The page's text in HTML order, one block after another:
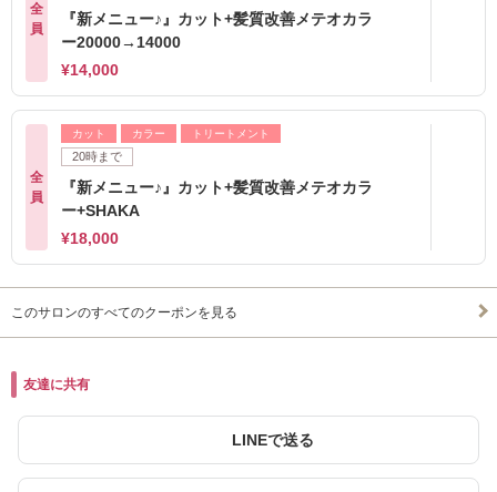
全
員
『新メニュー♪』カット+髪質改善メテオカラ
ー20000→14000
¥14,000
全
員
カット カラー トリートメント
20時まで
『新メニュー♪』カット+髪質改善メテオカラ
ー+SHAKA
¥18,000
このサロンのすべてのクーポンを見る
友達に共有
LINEで送る